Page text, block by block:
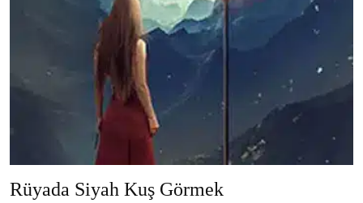
Rüyada Siyah Kuş Görmek